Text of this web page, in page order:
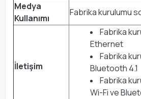
Medya
Kullanımı
Fabrika kurulumu
İletişim
Fabrika
Ethernet
Fabrika
Bluetooth 4.1
Fabrika
Wi-Fi ve